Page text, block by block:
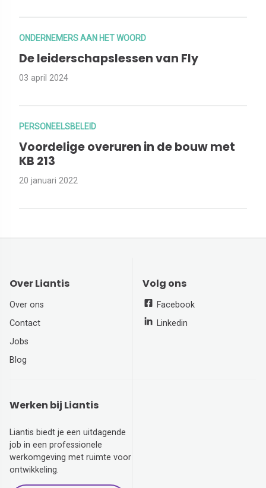
ONDERNEMERS AAN HET WOORD
De leiderschapslessen van Fly
03 april 2024
PERSONEELSBELEID
Voordelige overuren in de bouw met
KB 213
20 januari 2022
Over Liantis
Over ons
Contact
Jobs
Blog
Volg ons
Facebook
Linkedin
Werken bij Liantis
Liantis biedt je een uitdagende
job in een professionele
werkomgeving met ruimte voor
ontwikkeling.